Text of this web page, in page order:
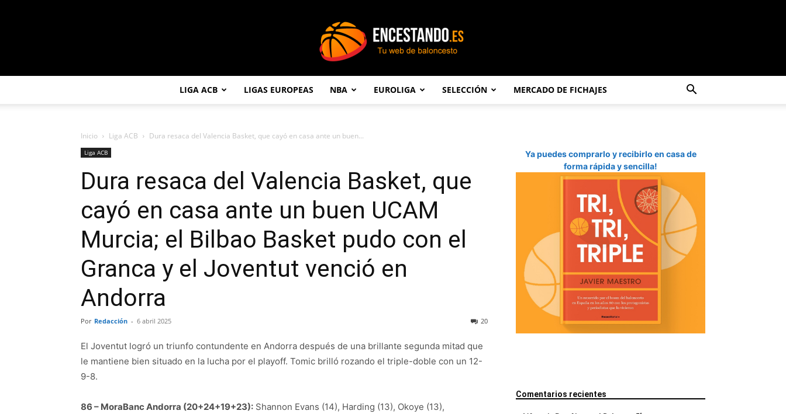
LIGA ACB LIGAS EUROPEAS NBA EUROLIGA SELECCIÓN MERCADO DE FICHAJES
Inicio Liga ACB Dura resaca del Valencia Basket, que cayó en casa ante un buen...
Liga ACB
Dura resaca del Valencia Basket, que
cayó en casa ante un buen UCAM
Murcia; el Bilbao Basket pudo con el
Granca y el Joventut venció en
Andorra
Por Redacción - 6 abril 2025 20
El Joventut logró un triunfo contundente en Andorra después de una brillante segunda mitad que
le mantiene bien situado en la lucha por el playoff. Tomic brilló rozando el triple-doble con un 12-
9-8.
86 – MoraBanc Andorra (20+24+19+23): Shannon Evans (14), Harding (13), Okoye (13),
Ya puedes comprarlo y recibirlo en casa de
forma rápida y sencilla!
Comentarios recientes